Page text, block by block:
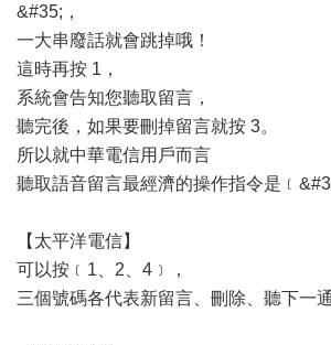
&#35;，
一大串廢話就會跳掉哦！
這時再按 1，
系統會告知您聽取留言，
聽完後，如果要刪掉留言就按 3。
所以就中華電信用戶而言
聽取語音留言最經濟的操作指令是
【太平洋電信】
可以按﹝1、2、4﹞，
三個號碼各代表新留言、刪除、聽下一